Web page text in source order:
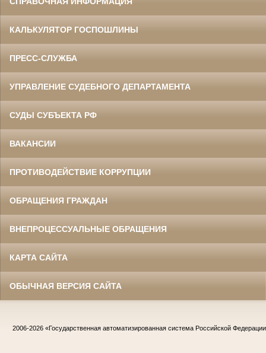
КАЛЬКУЛЯТОР ГОСПОШЛИНЫ
ПРЕСС-СЛУЖБА
УПРАВЛЕНИЕ СУДЕБНОГО ДЕПАРТАМЕНТА
СУДЫ СУБЪЕКТА РФ
ВАКАНСИИ
ПРОТИВОДЕЙСТВИЕ КОРРУПЦИИ
ОБРАЩЕНИЯ ГРАЖДАН
ВНЕПРОЦЕССУАЛЬНЫЕ ОБРАЩЕНИЯ
КАРТА САЙТА
ОБЫЧНАЯ ВЕРСИЯ САЙТА
2006-2026 «Государственная автоматизированная система Российской